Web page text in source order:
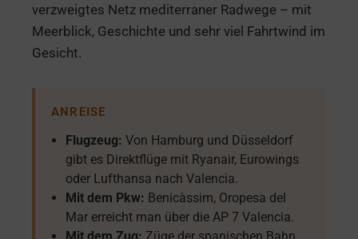
verzweigtes Netz mediterraner Radwege – mit
Meerblick, Geschichte und sehr viel Fahrtwind im
Gesicht.
ANREISE
Flugzeug: Von Hamburg und Düsseldorf
gibt es Direktflüge mit Ryanair, Eurowings
oder Lufthansa nach Valencia.
Mit dem Pkw: Benicàssim, Oropesa del
Mar erreicht man über die AP 7 Valencia.